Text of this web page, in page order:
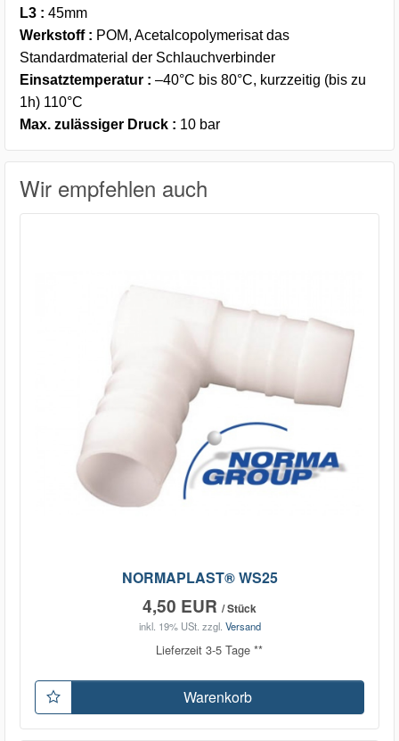
L3 : 45mm
Werkstoff : POM, Acetalcopolymerisat das
Standardmaterial der Schlauchverbinder
Einsatztemperatur : –40°C bis 80°C, kurzzeitig (bis zu
1h) 110°C
Max. zulässiger Druck : 10 bar
Wir empfehlen auch
NORMAPLAST® WS25
4,50 EUR / Stück
inkl. 19% USt. zzgl. Versand
Lieferzeit 3-5 Tage **
Warenkorb